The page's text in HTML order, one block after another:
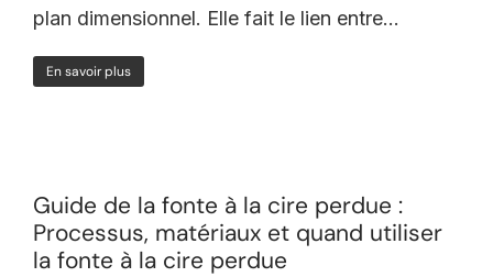
plan dimensionnel. Elle fait le lien entre...
En savoir plus
Guide de la fonte à la cire perdue :
Processus, matériaux et quand utiliser
la fonte à la cire perdue